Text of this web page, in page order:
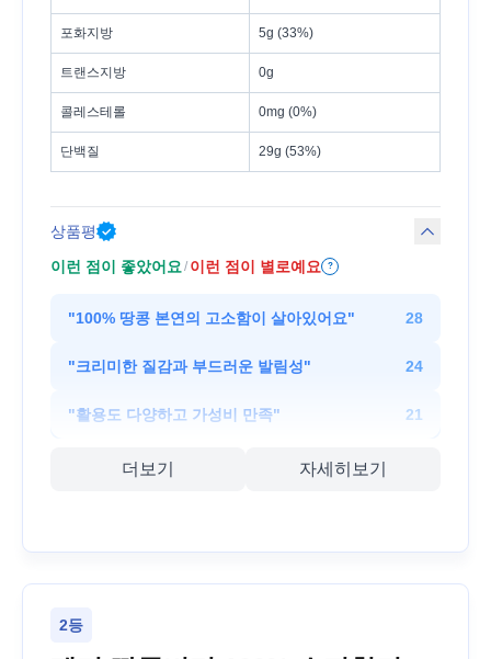
포화지방 5g (33%)
트랜스지방 0g
콜레스테롤 0mg (0%)
단백질 29g (53%)
상품평
이런 점이 좋았어요/ 이런 점이 별로예요 ?
"100% 땅콩 본연의 고소함이 살아있어요" 28
"크리미한 질감과 부드러운 발림성" 24
"활용도 다양하고 가성비 만족" 21
더보기 자세히보기
2등